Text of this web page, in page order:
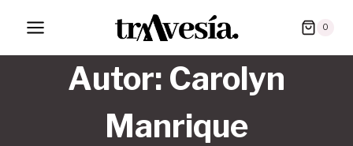
contenido
0
Autor: Carolyn
Manrique